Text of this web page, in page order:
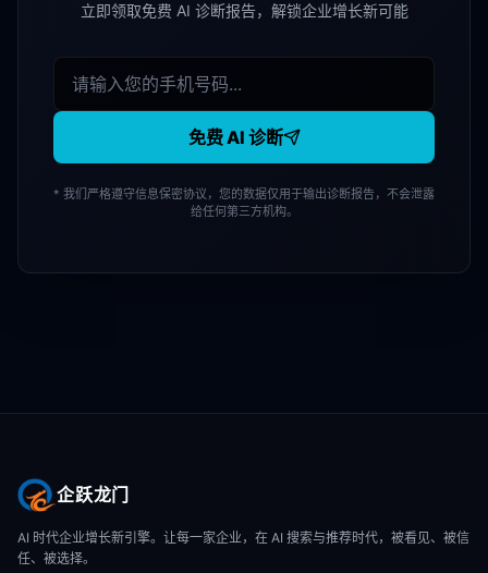
立即领取免费 AI 诊断报告，解锁企业增长新可能
免费 AI 诊断
* 我们严格遵守信息保密协议，您的数据仅用于输出诊断报告，不会泄露
给任何第三方机构。
企跃龙门
AI 时代企业增长新引擎。让每一家企业，在 AI 搜索与推荐时代，被看见、被信
任、被选择。